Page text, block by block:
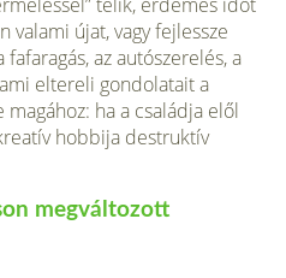
valami újat, vagy fejlessze
az autószerelés, a
eltere­li gondolatait a
ha a családja elől
hobbija destruktív
megváltozott